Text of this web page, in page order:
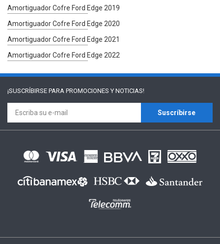
Amortiguador Cofre Ford Edge 2019
Amortiguador Cofre Ford Edge 2020
Amortiguador Cofre Ford Edge 2021
Amortiguador Cofre Ford Edge 2022
¡SUSCRÍBIRSE PARA PROMOCIONES Y NOTICIAS!
Suscríbirse